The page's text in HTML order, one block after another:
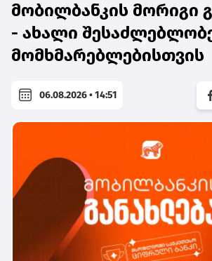
მობილბანკის მორიგი
- ახალი
მომხმარებლებისთვის
06.08.2026 • 14:51